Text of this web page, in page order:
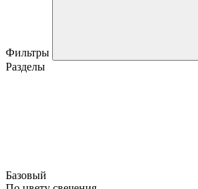
Фильтры
Разделы
Базовый